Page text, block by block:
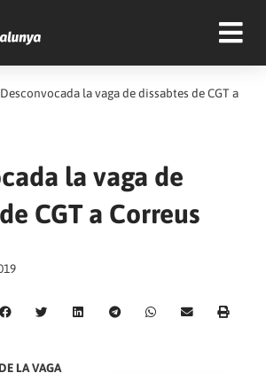
Desconvocada la vaga de dissabtes de CGT a
la vaga de
CGT a Correus
LA VAGA